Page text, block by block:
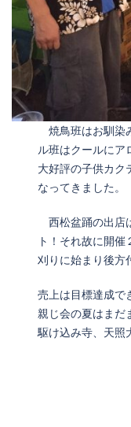
焼鳥班はお馴染
ル班はクールにア
大好評の子供カク
なってきました。
西松盆踊の出店
ト！それ故に開
刈りに始まり後方
売上は目標達成で
親じ会の夏はまだ
駆け込み寺、天照